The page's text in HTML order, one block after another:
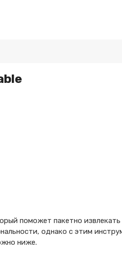
поможет пакетно
однако с этим
ниже.